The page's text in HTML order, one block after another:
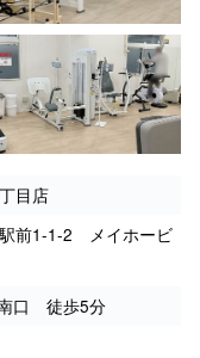
目店
前1-1-2 メイホービ
口 徒歩5分